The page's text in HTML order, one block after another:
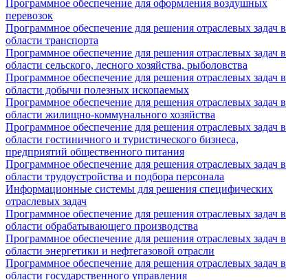
Программное обеспечение для оформления воздушных
перевозок
Программное обеспечение для решения отраслевых задач в
области транспорта
Программное обеспечение для решения отраслевых задач в
области сельского, лесного хозяйства, рыболовства
Программное обеспечение для решения отраслевых задач в
области добычи полезных ископаемых
Программное обеспечение для решения отраслевых задач в
области жилищно-коммунального хозяйства
Программное обеспечение для решения отраслевых задач в
области гостиничного и туристического бизнеса,
предприятий общественного питания
Программное обеспечение для решения отраслевых задач в
области трудоустройства и подбора персонала
Информационные системы для решения специфических
отраслевых задач
Программное обеспечение для решения отраслевых задач в
области обрабатывающего производства
Программное обеспечение для решения отраслевых задач в
области энергетики и нефтегазовой отрасли
Программное обеспечение для решения отраслевых задач в
области государственного управления